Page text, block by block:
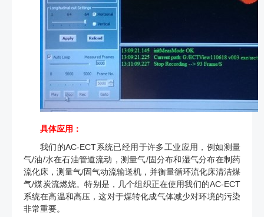
具体应用：
我们的AC-ECT系统已经用于许多工业应用，例如测量
气/油/水在石油管道流动，测量气/固分布和湿气分布在制药
流化床，测量气/固气动流输送机，并衡量循环流化床清洁煤
气/煤炭流燃烧。特别是，几个组织正在使用我们的AC-ECT
系统在高温和高压，这对于煤转化成气体减少对环境的污染
非常重要。